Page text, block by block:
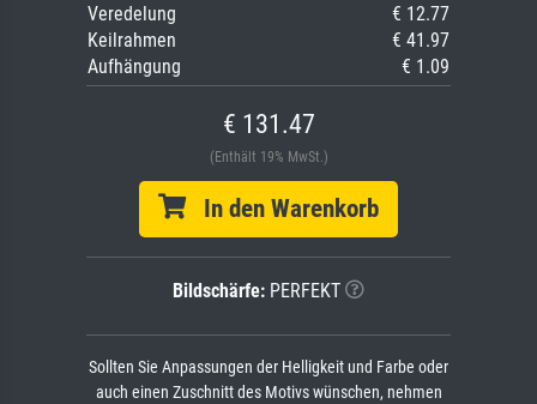
Veredelung
€ 12.77
Keilrahmen
€ 41.97
Aufhängung
€ 1.09
€ 131.47
(Enthält 19% MwSt.)
In den Warenkorb
Bildschärfe: PERFEKT
Sollten Sie Anpassungen der Helligkeit und Farbe oder
auch einen Zuschnitt des Motivs wünschen, nehmen